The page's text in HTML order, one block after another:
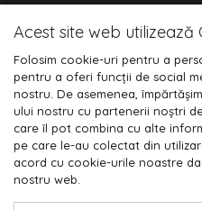
Plata
Acest site web utilizează
Folosim cookie-uri pentru a
pentru a oferi funcții de social
nostru. De asemenea,
ului nostru cu partenerii noștri
care îl pot combina cu alte
pe care le-au colectat din
acord cu cookie-urile noastre
nostru web.